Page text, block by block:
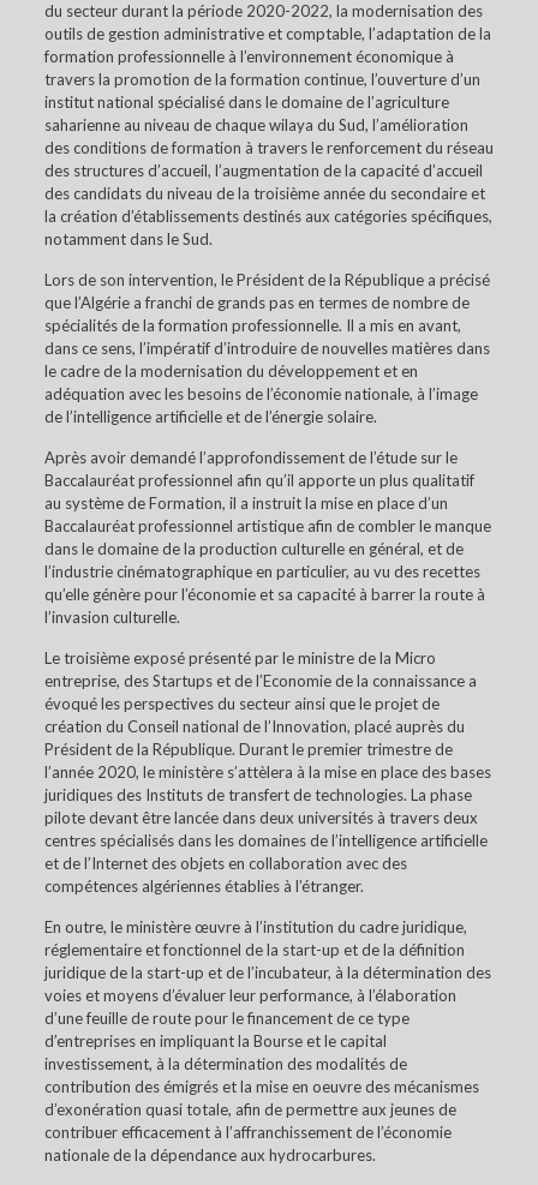
du secteur durant la période 2020-2022, la modernisation des
outils de gestion administrative et comptable, l’adaptation de la
formation professionnelle à l’environnement économique à
travers la promotion de la formation continue, l’ouverture d’un
institut national spécialisé dans le domaine de l’agriculture
saharienne au niveau de chaque wilaya du Sud, l’amélioration
des conditions de formation à travers le renforcement du réseau
des structures d’accueil, l’augmentation de la capacité d’accueil
des candidats du niveau de la troisième année du secondaire et
la création d’établissements destinés aux catégories spécifiques,
notamment dans le Sud.
Lors de son intervention, le Président de la République a précisé
que l’Algérie a franchi de grands pas en termes de nombre de
spécialités de la formation professionnelle. Il a mis en avant,
dans ce sens, l’impératif d’introduire de nouvelles matières dans
le cadre de la modernisation du développement et en
adéquation avec les besoins de l’économie nationale, à l’image
de l’intelligence artificielle et de l’énergie solaire.
Après avoir demandé l’approfondissement de l’étude sur le
Baccalauréat professionnel afin qu’il apporte un plus qualitatif
au système de Formation, il a instruit la mise en place d’un
Baccalauréat professionnel artistique afin de combler le manque
dans le domaine de la production culturelle en général, et de
l’industrie cinématographique en particulier, au vu des recettes
qu’elle génère pour l’économie et sa capacité à barrer la route à
l’invasion culturelle.
Le troisième exposé présenté par le ministre de la Micro
entreprise, des Startups et de l’Economie de la connaissance a
évoqué les perspectives du secteur ainsi que le projet de
création du Conseil national de l’Innovation, placé auprès du
Président de la République. Durant le premier trimestre de
l’année 2020, le ministère s’attèlera à la mise en place des bases
juridiques des Instituts de transfert de technologies. La phase
pilote devant être lancée dans deux universités à travers deux
centres spécialisés dans les domaines de l’intelligence artificielle
et de l’Internet des objets en collaboration avec des
compétences algériennes établies à l’étranger.
En outre, le ministère œuvre à l’institution du cadre juridique,
réglementaire et fonctionnel de la start-up et de la définition
juridique de la start-up et de l’incubateur, à la détermination des
voies et moyens d’évaluer leur performance, à l’élaboration
d’une feuille de route pour le financement de ce type
d’entreprises en impliquant la Bourse et le capital
investissement, à la détermination des modalités de
contribution des émigrés et la mise en oeuvre des mécanismes
d’exonération quasi totale, afin de permettre aux jeunes de
contribuer efficacement à l’affranchissement de l’économie
nationale de la dépendance aux hydrocarbures.